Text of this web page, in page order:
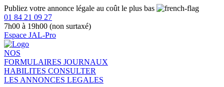
Publiez votre annonce légale au coût le plus bas
01 84 21 09 27
7h00 à 19h00 (non surtaxé)
Espace JAL-Pro
NOS
FORMULAIRES JOURNAUX
HABILITES CONSULTER
LES ANNONCES LEGALES